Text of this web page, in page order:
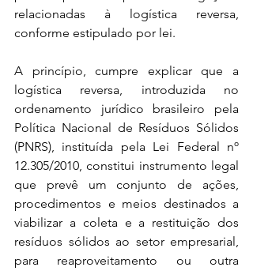
relacionadas à logística reversa,
conforme estipulado por lei.
A princípio, cumpre explicar que a
logística reversa, introduzida no
ordenamento jurídico brasileiro pela
Política Nacional de Resíduos Sólidos
(PNRS), instituída pela Lei Federal nº
12.305/2010, constitui instrumento legal
que prevê um conjunto de ações,
procedimentos e meios destinados a
viabilizar a coleta e a restituição dos
resíduos sólidos ao setor empresarial,
para reaproveitamento ou outra